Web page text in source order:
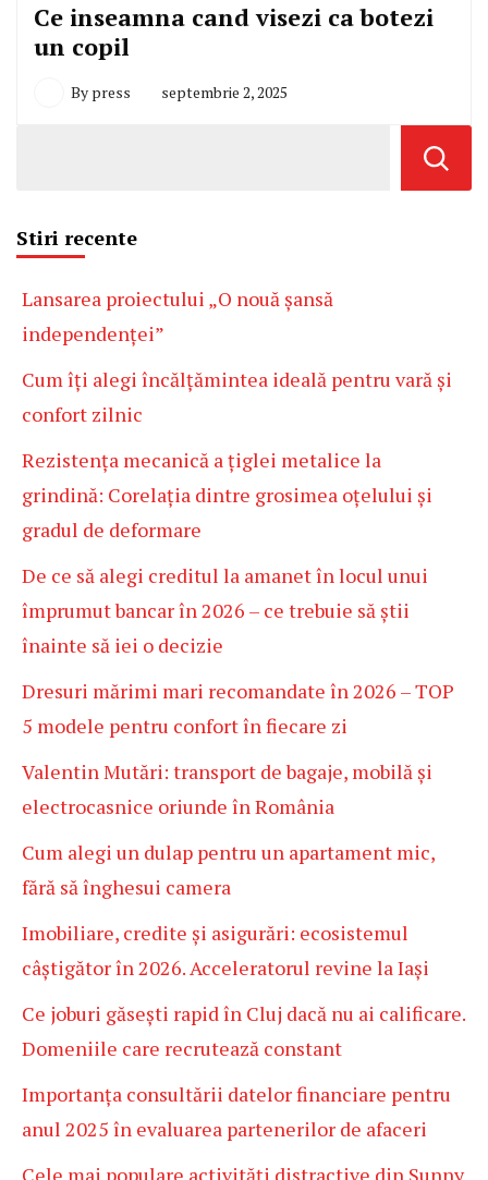
Ce inseamna cand visezi ca botezi
un copil
By press septembrie 2, 2025
Stiri recente
Lansarea proiectului „O nouă șansă
independenței”
Cum îți alegi încălțămintea ideală pentru vară și
confort zilnic
Rezistența mecanică a țiglei metalice la
grindină: Corelația dintre grosimea oțelului și
gradul de deformare
De ce să alegi creditul la amanet în locul unui
împrumut bancar în 2026 – ce trebuie să știi
înainte să iei o decizie
Dresuri mărimi mari recomandate în 2026 – TOP
5 modele pentru confort în fiecare zi
Valentin Mutări: transport de bagaje, mobilă și
electrocasnice oriunde în România
Cum alegi un dulap pentru un apartament mic,
fără să înghesui camera
Imobiliare, credite și asigurări: ecosistemul
câștigător în 2026. Acceleratorul revine la Iași
Ce joburi găsești rapid în Cluj dacă nu ai calificare.
Domeniile care recrutează constant
Importanța consultării datelor financiare pentru
anul 2025 în evaluarea partenerilor de afaceri
Cele mai populare activități distractive din Sunny